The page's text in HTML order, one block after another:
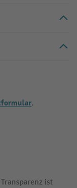
.
ist